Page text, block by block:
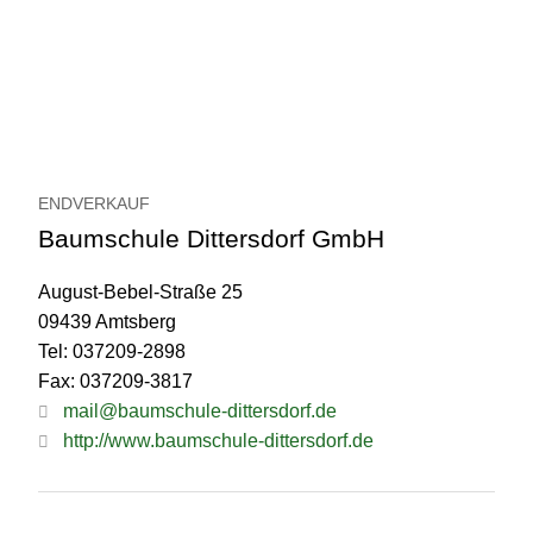
ENDVERKAUF
Baumschule Dittersdorf GmbH
August-Bebel-Straße 25
09439 Amtsberg
Tel: 037209-2898
Fax: 037209-3817
mail@baumschule-dittersdorf.de
http://www.baumschule-dittersdorf.de